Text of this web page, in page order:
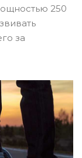
250
за